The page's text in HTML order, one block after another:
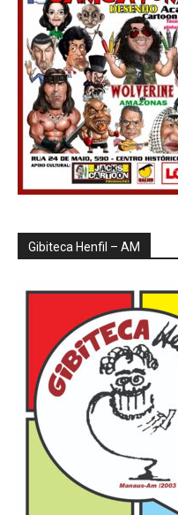
Gibiteca Henfil – AM